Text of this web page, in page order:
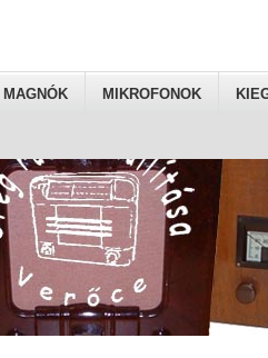
MAGNÓK MIKROFONOK